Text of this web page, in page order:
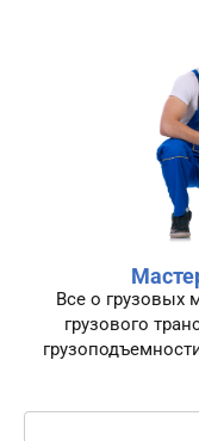
Все о грузовых
грузового
Поиск: